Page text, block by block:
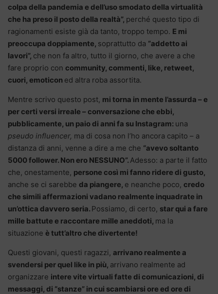
colpa della pandemia e dell’uso smodato della virtualità
che ha preso il posto della realtà”, perché questo tipo di
ragionamenti esiste già da tanto, troppo tempo. E mi
preoccupa doppiamente, soprattutto da “addetto ai
lavori”, che non fa altro, tutto il giorno, che avere a che
fare proprio con community, commenti, like, retweet,
cuori, emoticon ed altra roba assortita.
Mentre scrivo questo post, mi torna in mente l’assurda – e
per certi versi irreale – conversazione che ebbi,
pubblicamente, un paio di anni fa su Instagram: una
pseudo influencer, ma di cosa non l’ho ancora capito – a
distanza di anni, venne a dire a me che “avevo soltanto
5000 follower. Non ero NESSUNO”. Adesso: a parte il fatto
che, onestamente, persone così mi fanno ridere di gusto,
anche se ci sarebbe da piangere, e neanche poco, credo
che simili affermazioni vadano realmente inquadrate in
un’ottica davvero seria. Possiamo, di certo, star qui a fare
mille battute e raccontare mille aneddoti, ma la
situazione è tutt’altro che divertente!
Questi giovani, questi ragazzi, arrivano realmente a
svendersi per quel like in più, arrivano realmente ad
organizzare intere vite virtuali fatte di comunicazioni, di
messaggi, di “stanze” in cui scambiarsi ore ed ore di